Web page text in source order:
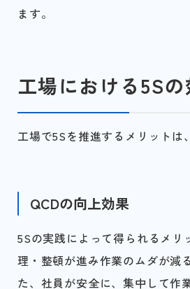
ます。
工場における5S
工場で5Sを推進するメリットは
QCDの向上効果
5Sの実践によって得られるメ
理・整頓が進み作業のムダが減
た、社員が安全に、集中して作